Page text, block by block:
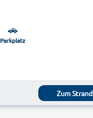
🚗
Parkplatz
Zum Strand